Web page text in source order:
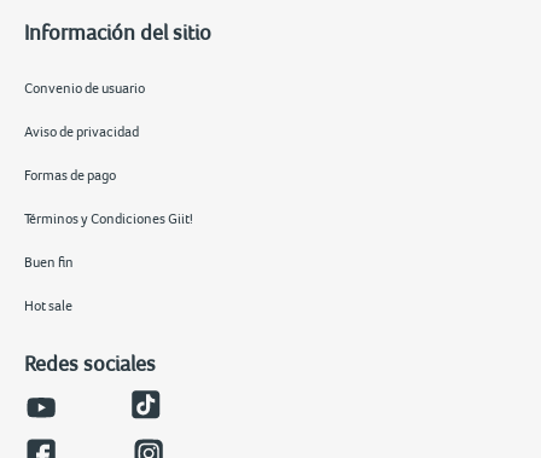
Información del sitio
Convenio de usuario
Aviso de privacidad
Formas de pago
Términos y Condiciones Giit!
Buen fin
Hot sale
Redes sociales